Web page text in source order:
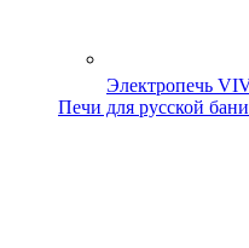
Электропечь
Печи для русской